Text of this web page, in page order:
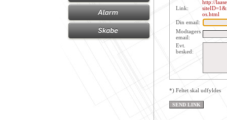
Link:
http://
os.html
Din email:
Modtagers
email:
Evt.
besked:
*) Feltet skal udfyldes